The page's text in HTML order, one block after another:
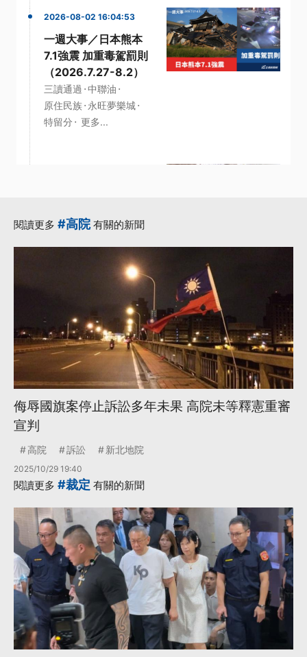
2026-08-02 16:04:53
一週大事／日本熊本
7.1強震 加重毒駕罰則
（2026.7.27-8.2）
三讀通過 ·中聯油 ·
原住民族· 永旺夢樂城·
特留分 · 更多...
未來帳戶三讀通過
（2026.7.20-
閱讀更多 #高院有關的新聞
侮辱國旗案停止訴訟多年未果 高院未等釋憲重審
宣判
高院 訴訟 新北地院
2025/10/29 19:40
閱讀更多 #裁定 有關的新聞